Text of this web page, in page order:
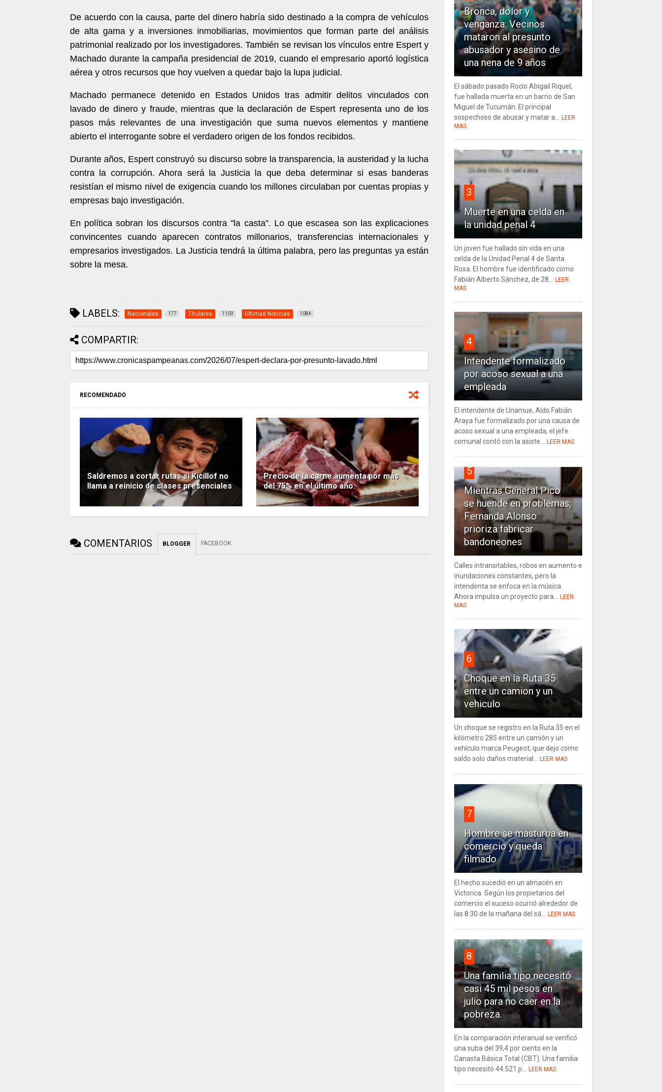
De acuerdo con la causa, parte del dinero habría sido destinado a la compra de vehículos
de alta gama y a inversiones inmobiliarias, movimientos que forman parte del análisis
patrimonial realizado por los investigadores. También se revisan los vínculos entre Espert y
Machado durante la campaña presidencial de 2019, cuando el empresario aportó logística
aérea y otros recursos que hoy vuelven a quedar bajo la lupa judicial.
Machado permanece detenido en Estados Unidos tras admitir delitos vinculados con
lavado de dinero y fraude, mientras que la declaración de Espert representa uno de los
pasos más relevantes de una investigación que suma nuevos elementos y mantiene
abierto el interrogante sobre el verdadero origen de los fondos recibidos.
Durante años, Espert construyó su discurso sobre la transparencia, la austeridad y la lucha
contra la corrupción. Ahora será la Justicia la que deba determinar si esas banderas
resistían el mismo nivel de exigencia cuando los millones circulaban por cuentas propias y
empresas bajo investigación.
En política sobran los discursos contra "la casta". Lo que escasea son las explicaciones
convincentes cuando aparecen contratos millonarios, transferencias internacionales y
empresarios investigados. La Justicia tendrá la última palabra, pero las preguntas ya están
sobre la mesa.
LABELS: Nacionales 177 Titulares 1103 Ultimas Noticias 1084
COMPARTIR:
RECOMENDADO
Saldremos a cortar rutas si Kicillof no
llama a reinicio de clases presenciales
Precio de la carne aumenta por más
del 75% en el último año.
COMENTARIOS BLOGGER FACEBOOK
Bronca, dolor y
venganza: Vecinos
mataron al presunto
abusador y asesino de
una nena de 9 años
El sábado pasado Rocío Abigail Riquel,
fue hallada muerta en un barrio de San
Miguel de Tucumán. El principal
sospechoso de abusar y matar a... LEER
MAS
3
Muerte en una celda en
la unidad penal 4
Un joven fue hallado sin vida en una
celda de la Unidad Penal 4 de Santa
Rosa. El hombre fue identificado como
Fabián Alberto Sánchez, de 28... LEER
MAS
4
Intendente formalizado
por acoso sexual a una
empleada
El intendente de Unamue, Aldo Fabián
Araya fue formalizado por una causa de
acoso sexual a una empleada, el jefe
comunal contó con la asiste... LEER MAS
5
Mientras General Pico
se huende en problemas,
Fernanda Alonso
prioriza fabricar
bandoneones
Calles intransitables, robos en aumento e
inundaciones constantes, pero la
intendenta se enfoca en la música.
Ahora impulsa un proyecto para... LEER
MAS
6
Choque en la Ruta 35
entre un camion y un
vehiculo
Un choque se registro en la Ruta 35 en el
kilómetro 285 entre un camión y un
vehículo marca Peugeot, que dejo como
saldo solo daños material... LEER MAS
7
Hombre se masturba en
comercio y queda
filmado
El hecho sucedió en un almacén en
Victorica. Según los propietarios del
comercio el suceso ocurrió alrededor de
las 8:30 de la mañana del sá... LEER MAS
8
Una familia tipo necesitó
casi 45 mil pesos en
julio para no caer en la
pobreza.
En la comparación interanual se verificó
una suba del 39,4 por ciento en la
Canasta Básica Total (CBT). Una familia
tipo necesitó 44.521 p... LEER MAS